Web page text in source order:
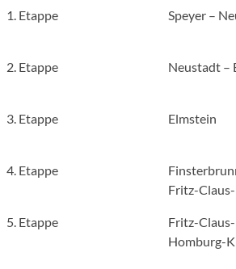
1. Etappe Speyer –
2. Etappe Neustadt –
3. Etappe Elmstein
4. Etappe
Fritz-
5. Etappe
Fritz-
Homburg-